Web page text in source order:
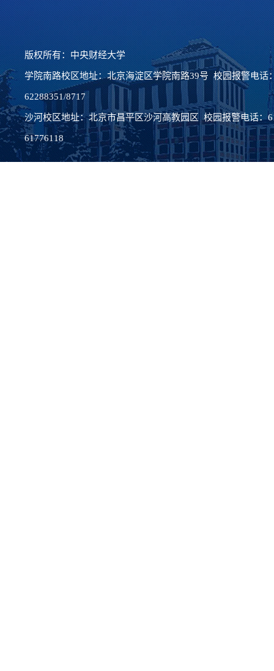
版权所有：中央财经大学
学院南路校区地址：北京海淀区学院南路39号 校园报警电话
62288351/8717
沙河校区地址：北京市昌平区沙河高教园区 校园报警电话：
61776118